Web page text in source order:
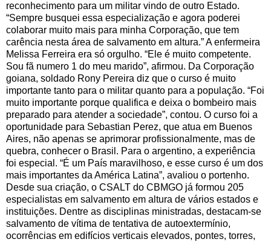
reconhecimento para um militar vindo de outro Estado.
“Sempre busquei essa especialização e agora poderei
colaborar muito mais para minha Corporação, que tem
carência nesta área de salvamento em altura.” A enfermeira
Melissa Ferreira era só orgulho. “Ele é muito competente.
Sou fã numero 1 do meu marido”, afirmou. Da Corporação
goiana, soldado Rony Pereira diz que o curso é muito
importante tanto para o militar quanto para a população. “Foi
muito importante porque qualifica e deixa o bombeiro mais
preparado para atender a sociedade”, contou. O curso foi a
oportunidade para Sebastian Perez, que atua em Buenos
Aires, não apenas se aprimorar profissionalmente, mas de
quebra, conhecer o Brasil. Para o argentino, a experiência
foi especial. “É um País maravilhoso, e esse curso é um dos
mais importantes da América Latina”, avaliou o portenho.
Desde sua criação, o CSALT do CBMGO já formou 205
especialistas em salvamento em altura de vários estados e
instituições. Dentre as disciplinas ministradas, destacam-se
salvamento de vítima de tentativa de autoextermínio,
ocorrências em edifícios verticais elevados, pontes, torres,